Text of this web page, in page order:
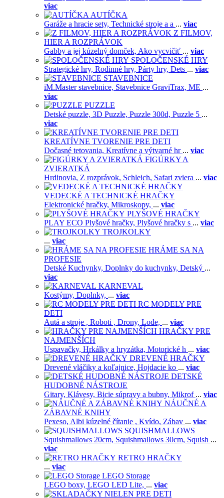
viac
AUTÍČKA
Garáže a hracie sety, Technické stroje a a ... viac
Z FILMOV,
HIER A ROZPRÁVOK
Gabby a jej kúzelný domček, Ako vycvičiť ... viac
SPOLOČENSKÉ HRY
Strategické hry, Rodinné hry, Párty hry, Dets ... viac
STAVEBNICE
iM.Master stavebnice, Stavebnice GraviTrax, ME ...
viac
PUZZLE
Detské puzzle, 3D Puzzle, Puzzle 300d, Puzzle 5 ...
viac
KREATÍVNE TVORENIE PRE DETI
Dočasné tetovania, Kreatívne a výtvarné hr ... viac
FIGÚRKY A
ZVIERATKÁ
Hrdinovia, Z rozprávok, Schleich, Safari zviera ... viac
VEDECKÉ A TECHNICKÉ HRAČKY
Elektronické hračky, Mikroskopy, ... viac
PLYŠOVÉ HRAČKY
PLAY ECO Plyšové hračky, Plyšové hračky s ... viac
TROJKOLKY
... viac
HRÁME SA NA
PROFESIE
Detské Kuchynky, Doplnky do kuchynky, Detský ...
viac
KARNEVAL
Kostýmy, Doplnky, ... viac
RC MODELY PRE
DETI
Autá a stroje , Roboti , Drony, Lode, ... viac
HRAČKY PRE
NAJMENŠÍCH
Uspavačky, Hrkálky a hryzátka, Motorické h ... viac
DREVENÉ HRAČKY
Drevené vláčiky a koľajnice, Hojdacie ko ... viac
DETSKÉ
HUDOBNÉ NÁSTROJE
Gitary, Klávesy, Bicie súpravy a bubny, Mikrof ... viac
NÁUČNÉ A
ZÁBAVNÉ KNIHY
Pexeso, Albi kúzelné čítanie , Kvído, Zábav ... viac
SQUISHMALLOWS
Squishmallows 20cm, Squishmallows 30cm, Squish ...
viac
RETRO HRAČKY
... viac
LEGO Storage
LEGO boxy, LEGO LED Lite, ... viac